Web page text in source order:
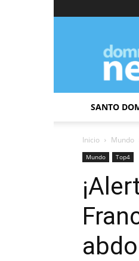
SANTO
Inicio Mundo
Mundo Top4